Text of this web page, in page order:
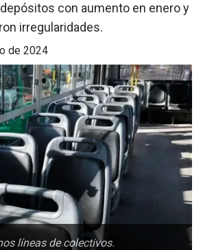
con aumento en enero y
irregularidades.
de 2024
líneas de colectivos.